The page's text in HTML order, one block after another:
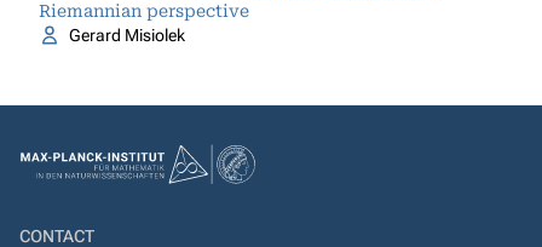
Riemannian perspective
Gerard Misiolek
CONTACT